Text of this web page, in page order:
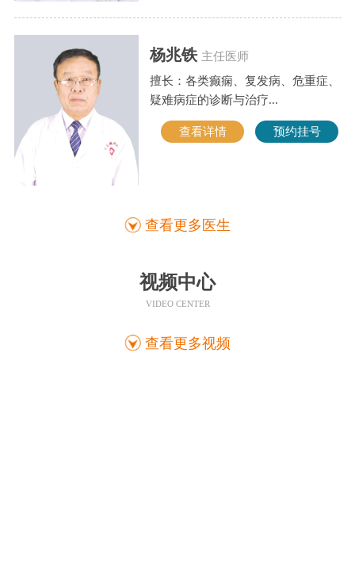
杨兆铁 主任医师
擅长：各类癫痫、复发病、危重症、
疑难病症的诊断与治疗...
查看详情 预约挂号
查看更多医生
视频中心
VIDEO CENTER
查看更多视频